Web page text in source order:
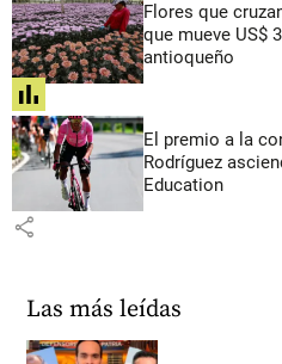
Flores que
que mueve US$
antioqueño
share
El premio a la
Rodríguez
Education
share
Las más leídas